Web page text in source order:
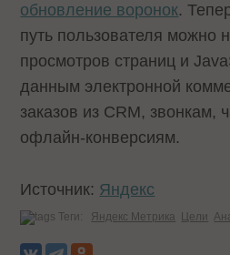
обновление воронок.
путь пользователя можно
просмотров страниц и
данным электронной
заказов из CRM, звонкам,
офлайн-конверсиям.
Источник: Яндекс
Теги: Яндекс Метрика Цели